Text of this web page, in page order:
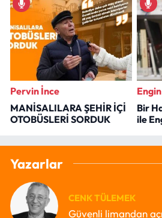
Pervin İnce
MANİSALILARA ŞEHİR İÇİ
OTOBÜSLERİ SORDUK
Bir
ile
Yazarlar
CENK TÜLEMEK
Güvenli limandan